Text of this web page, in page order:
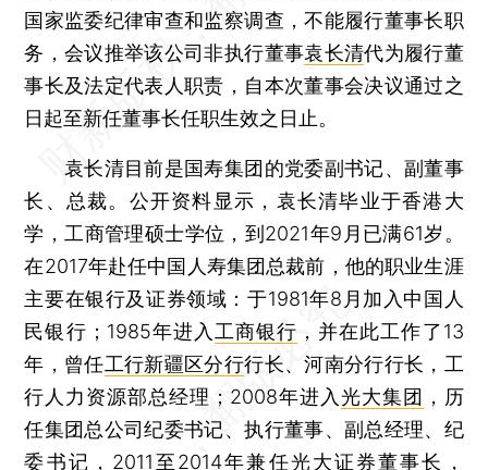
国家监委纪律审查和监察调查，不能履行董事长职
务，会议推举该公司非执行董事袁长清代为履行董
事长及法定代表人职责，自本次董事会决议通过之
日起至新任董事长任职生效之日止。
袁长清目前是国寿集团的党委副书记、副董事
长、总裁。公开资料显示，袁长清毕业于香港大
学，工商管理硕士学位，到2021年9月已满61岁。
在2017年赴任中国人寿集团总裁前，他的职业生涯
主要在银行及证券领域：于1981年8月加入中国人
民银行；1985年进入 工商银行 ，并在此工作了13
年，曾任工行新疆区分行行长、河南分行行长，工
行人力资源部总经理；2008年进入 光大集团 ，历
任集团总公司纪委书记、执行董事、副总经理、纪
委书记，2011至2014年兼任光大证券董事长，